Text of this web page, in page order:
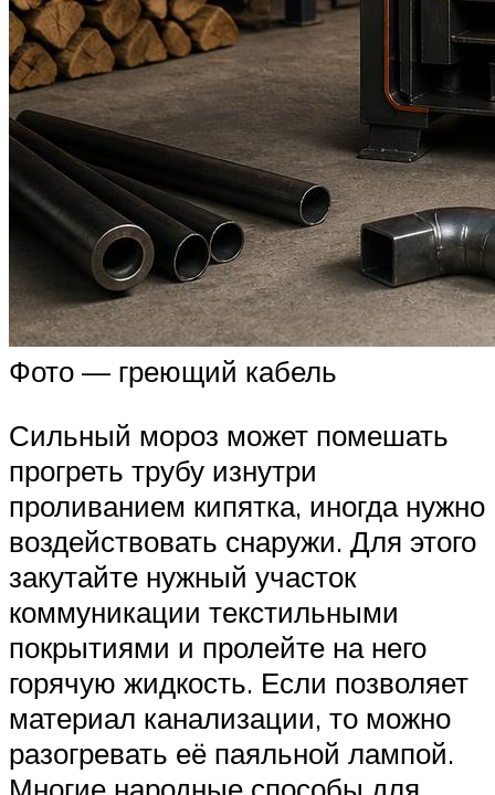
Фото — греющий кабель
Сильный мороз может помешать
прогреть трубу изнутри
проливанием кипятка, иногда нужно
воздействовать снаружи. Для этого
закутайте нужный участок
коммуникации текстильными
покрытиями и пролейте на него
горячую жидкость. Если позволяет
материал канализации, то можно
разогревать её паяльной лампой.